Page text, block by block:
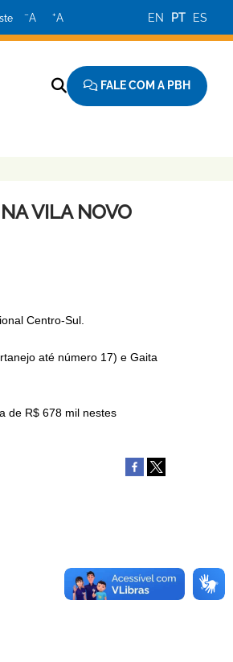
−A +A EN PT ES
FALE COM A PBH
VILA NOVO
Centro-Sul.
até número 17) e Gaita
de R$ 678 mil nestes